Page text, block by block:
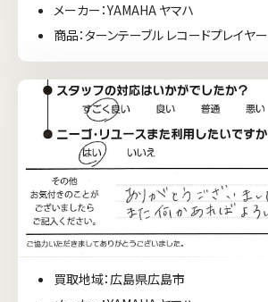
メーカー：YAMAHA ヤマハ
商品：ターンテーブル レコードプレイヤー
買取地域：広島県広島市